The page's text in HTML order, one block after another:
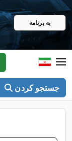
به برنامه
جستجو کردن